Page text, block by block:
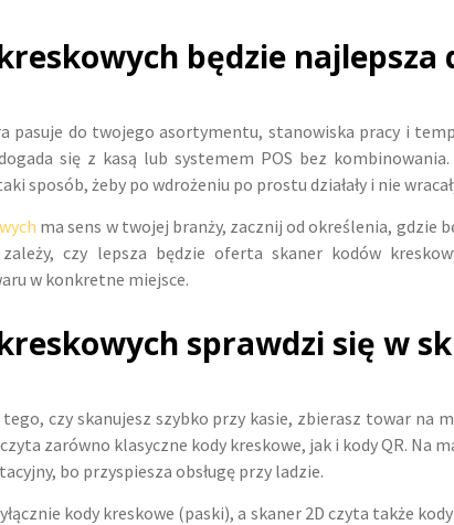
będzie
do twojego asortymentu, stanowiska pracy i
się z kasą lub systemem POS bez
sposób, żeby po wdrożeniu po prostu działały i nie
ma sens w twojej branży, zacznij od określenia, gdzie
czy lepsza będzie oferta skaner kodów
w konkretne miejsce.
sprawdzi się w
czy skanujesz szybko przy kasie, zbierasz towar na
zarówno klasyczne kody kreskowe, jak i kody QR. Na
bo przyspiesza obsługę przy ladzie.
kody kreskowe (paski), a skaner 2D czyta także